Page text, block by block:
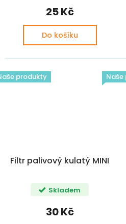
25 Kč
Do košíku
produkty
Filtr palivový kulatý MINI
Skladem
30 Kč